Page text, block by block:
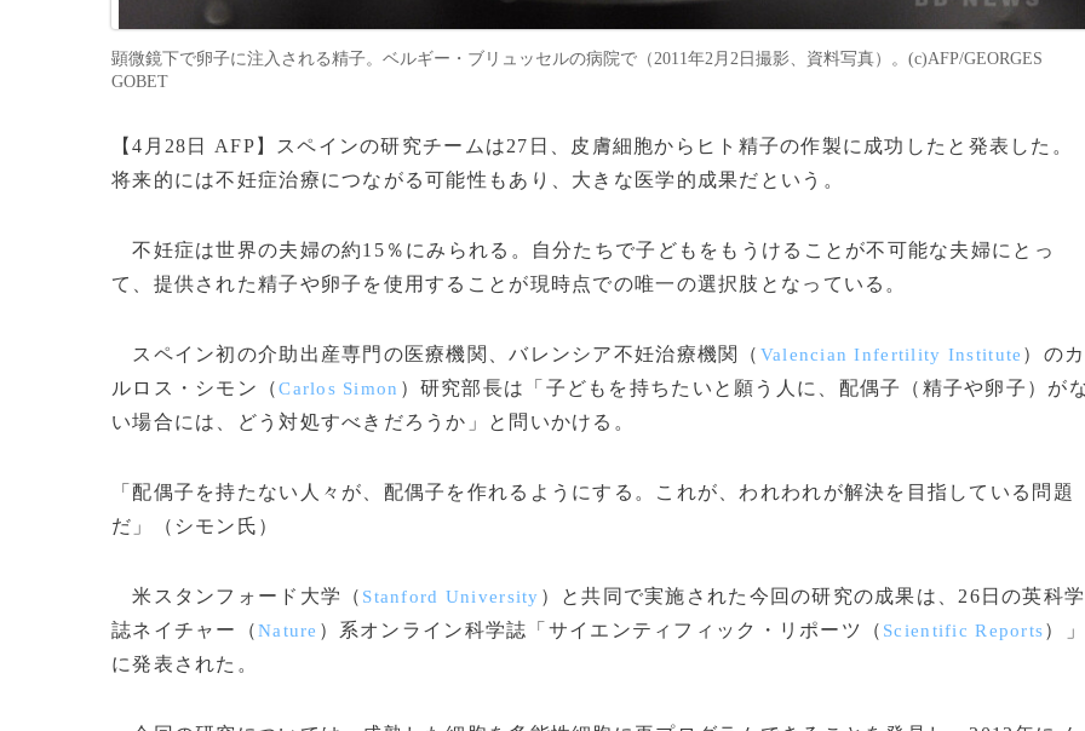
顕微鏡下で卵子に注入される精子。ベルギー・ブリュッセルの病院で（2011年2月2日撮影、資料写真）。(c)AFP/GEORGES
GOBET
【4月28日 AFP】スペインの研究チームは27日、皮膚細胞からヒト精子の作製に成功したと発表した。
将来的には不妊症治療につながる可能性もあり、大きな医学的成果だという。
不妊症は世界の夫婦の約15％にみられる。自分たちで子どもをもうけることが不可能な夫婦にとっ
て、提供された精子や卵子を使用することが現時点での唯一の選択肢となっている。
スペイン初の介助出産専門の医療機関、バレンシア不妊治療機関（ Valencian Infertility Institute ）のカ
ルロス・シモン（Carlos Simon ）研究部長は「子どもを持ちたいと願う人に、配偶子（精子や卵子）が
い場合には、どう対処すべきだろうか」と問いかける。
「配偶子を持たない人々が、配偶子を作れるようにする。これが、われわれが解決を目指している問題
だ」（シモン氏）
米スタンフォード大学（ Stanford University ）と共同で実施された今回の研究の成果は、26日の英科学
誌ネイチャー（Nature ）系オンライン科学誌「サイエンティフィック・リポーツ（ Scientific Reports）」
に発表された。